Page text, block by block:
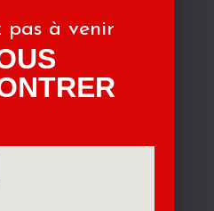
pas à venir